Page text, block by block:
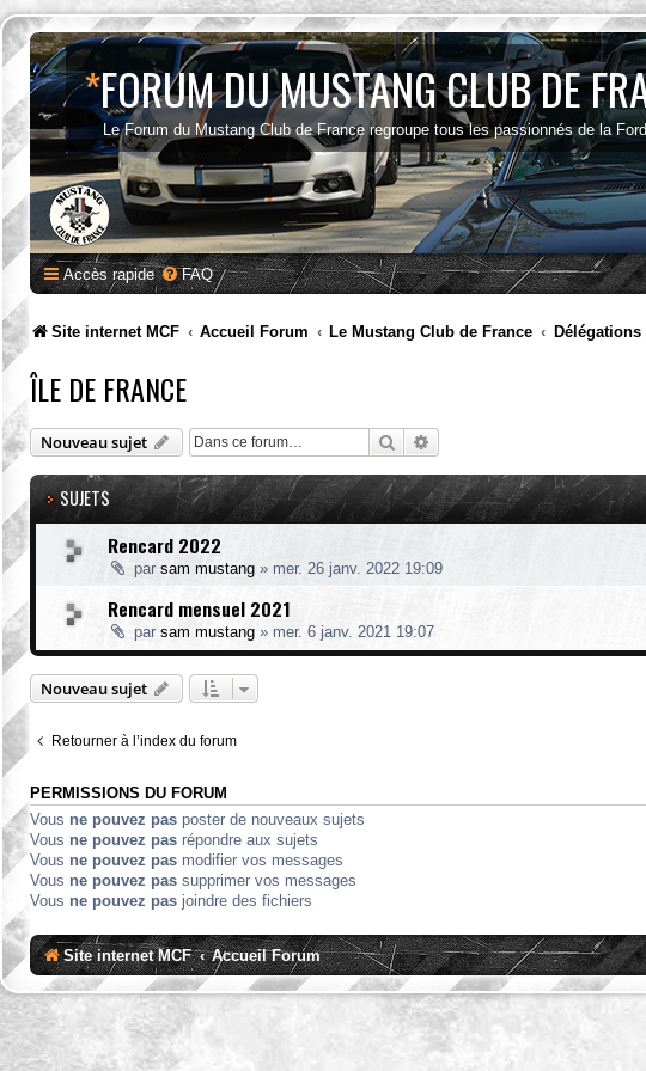
*FORUM DU MUSTANG CLUB DE
Le Forum du Mustang Club de France regroupe tous les passionnés de la
Accès rapide FAQ
Site internet MCF Accueil Forum Le Mustang Club de France
ÎLE DE FRANCE
Nouveau sujet Rechercher
SUJETS
Rencard 2022
par sam mustang » mer. 26 janv. 2022 19:09
Rencard mensuel 2021
par sam mustang » mer. 6 janv. 2021 19:07
Nouveau sujet
Retourner à l’index du forum
PERMISSIONS DU FORUM
Vous ne pouvez pas poster de nouveaux sujets
Vous ne pouvez pas répondre aux sujets
Vous ne pouvez pas modifier vos messages
Vous ne pouvez pas supprimer vos messages
Vous ne pouvez pas joindre des fichiers
Site internet MCF Accueil Forum